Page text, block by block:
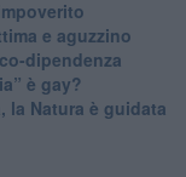
e aguzzino
dipendenza
è gay?
Natura è guidata